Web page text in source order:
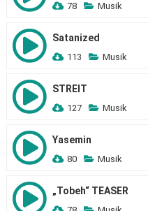
78 Musik
Satanized
113 Musik
STREIT
127 Musik
Yasemin
80 Musik
„Tobeh“ TEASER